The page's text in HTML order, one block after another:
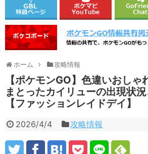
ホーム 攻略情報
【ポケモンGO】色違いおしゃ
まとったカイリューの出現状況
【ファッションレイドデイ】
2026/4/4 攻略情報